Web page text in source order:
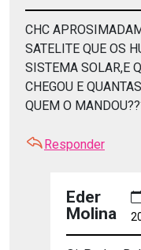
CHC
SATELITE QUE OS
SISTEMA SOLAR,E
CHEGOU E
QUEM O
Responder
Eder
Molina